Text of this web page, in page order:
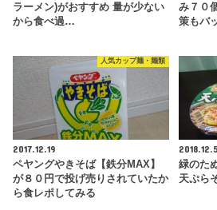
ラーメン)がおすすめ 量が少ない
から食べ過…
み７０
策もバ
人気カップ麺・麺類
2017.12.19
ペヤングやきそば【鉄分MAX】
が８０円で投げ売りされていたか
ら食レポしてみる
2018.12.5
緑のた
天ぷら